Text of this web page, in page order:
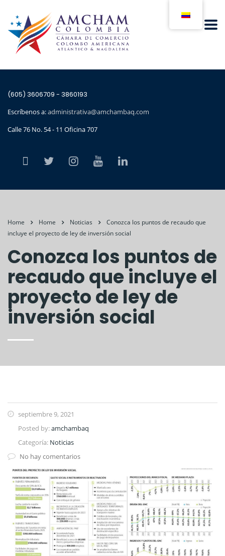
(605) 3606709 - 3860193
Escríbenos a:administrativa@amchambaq.com
Calle 76 No. 54 - 11 Oficina 707
Home Home Noticias
Conozca los puntos de recaudo que
incluye el proyecto de ley de inversión social
Conozca los puntos de
recaudo que incluye el
proyecto de ley de
inversión social
septiembre 9, 2021
Posted by:amchambaq
Categoría: Noticias
No hay comentarios